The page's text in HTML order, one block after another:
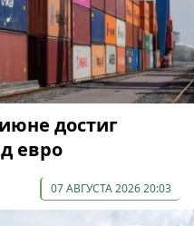
достиг
евро
07 АВГУСТА 2026 20:03